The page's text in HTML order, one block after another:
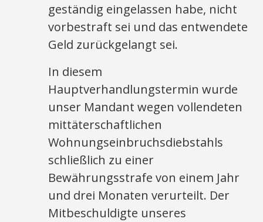
geständig eingelassen habe, nicht
vorbestraft sei und das entwendete
Geld zurückgelangt sei.
In diesem
Hauptverhandlungstermin wurde
unser Mandant wegen vollendeten
mittäterschaftlichen
Wohnungseinbruchsdiebstahls
schließlich zu einer
Bewährungsstrafe von einem Jahr
und drei Monaten verurteilt. Der
Mitbeschuldigte unseres